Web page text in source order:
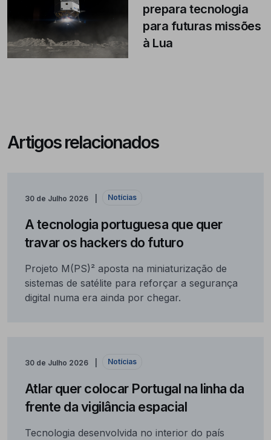
prepara tecnologia
para futuras missões
à Lua
Artigos relacionados
30 de Julho 2026 Notícias
A tecnologia portuguesa que quer
travar os hackers do futuro
Projeto M(PS)² aposta na miniaturização de
sistemas de satélite para reforçar a segurança
digital numa era ainda por chegar.
30 de Julho 2026 Notícias
Atlar quer colocar Portugal na linha da
frente da vigilância espacial
Tecnologia desenvolvida no interior do país